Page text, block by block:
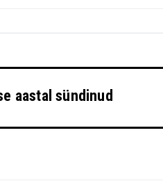
aastal sündinud